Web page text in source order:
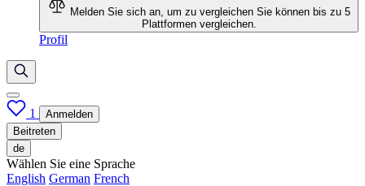
Melden Sie sich an, um zu vergleichen Sie können bis zu 5
Plattformen vergleichen.
Profil
1
Anmelden
Beitreten
de
Wählen Sie eine Sprache
English German French